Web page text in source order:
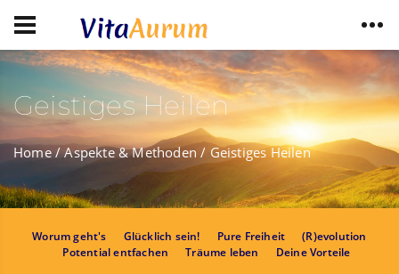
Geistiges Heilen
Home/ Aspekte & Methoden / Geistiges Heilen
Worum geht's Glücklich sein! Pure Freiheit
(R)evolution
Potential entfachen
Träume leben Deine Vorteile